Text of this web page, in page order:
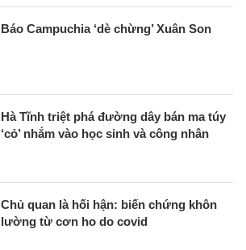
Báo Campuchia ‘dè chừng’ Xuân Son
Hà Tĩnh triệt phá đường dây bán ma túy
‘cỏ’ nhắm vào học sinh và công nhân
Chủ quan là hối hận: biến chứng khôn
lường từ cơn ho do covid